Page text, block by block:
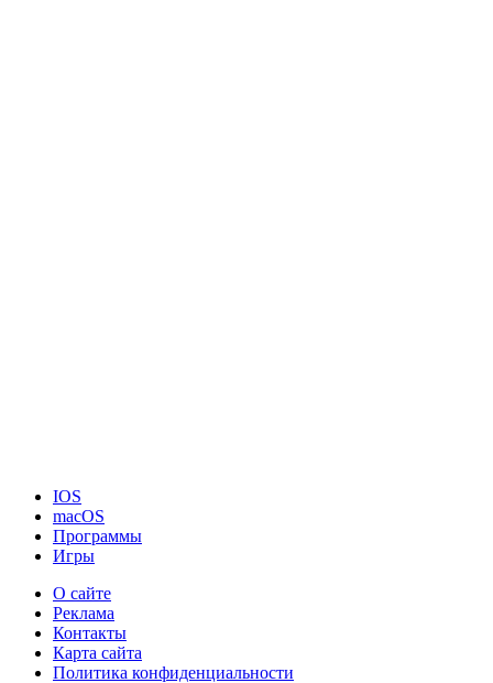
IOS
macOS
Программы
Игры
О сайте
Реклама
Контакты
Карта сайта
Политика конфиденциальности